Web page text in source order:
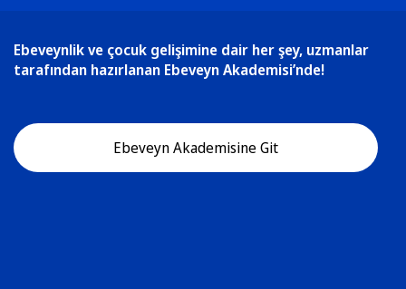
Ebeveynlik ve çocuk gelişimine dair her şey, uzmanlar
tarafından hazırlanan Ebeveyn Akademisi’nde!
Ebeveyn Akademisine Git